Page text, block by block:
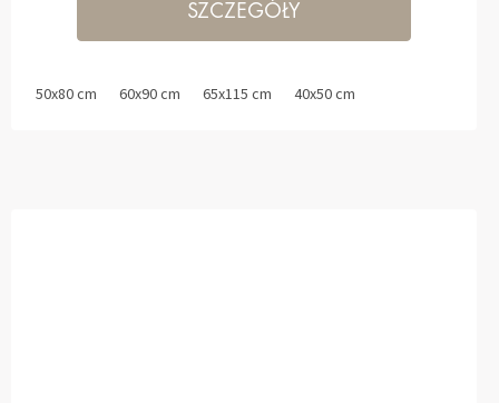
SZCZEGÓŁY
50x80 cm 60x90 cm 65x115 cm 40x50 cm